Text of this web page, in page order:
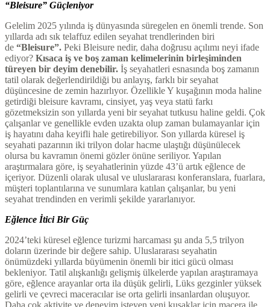
“Bleisure” Güçleniyor
Gelelim 2025 yılında iş dünyasında süregelen en önemli trende. Son
yıllarda adı sık telaffuz edilen seyahat trendlerinden biri
de “Bleisure”. Peki Bleisure nedir, daha doğrusu açılımı neyi ifade
ediyor? Kısaca iş ve boş zaman kelimelerinin birleşiminden
türeyen bir deyim denebilir. İş seyahatleri esnasında boş zamanın
tatil olarak değerlendirildiği bu anlayış, farklı bir seyahat
düşüncesine de zemin hazırlıyor. Özellikle Y kuşağının moda haline
getirdiği bleisure kavramı, cinsiyet, yaş veya statü farkı
gözetmeksizin son yıllarda yeni bir seyahat tutkusu haline geldi. Çok
çalışanlar ve genellikle evden uzakta olup zaman bulamayanlar için
iş hayatını daha keyifli hale getirebiliyor. Son yıllarda küresel iş
seyahati pazarının iki trilyon dolar hacme ulaştığı düşünülecek
olursa bu kavramın önemi gözler önüne seriliyor. Yapılan
araştırmalara göre, iş seyahatlerinin yüzde 43’ü artık eğlence de
içeriyor. Düzenli olarak ulusal ve uluslararası konferanslara, fuarlara,
müşteri toplantılarına ve sunumlara katılan çalışanlar, bu yeni
seyahat trendinden en verimli şekilde yararlanıyor.
Eğlence İtici Bir Güç
2024’teki küresel eğlence turizmi harcaması şu anda 5,5 trilyon
doların üzerinde bir değere sahip. Uluslararası seyahatin
önümüzdeki yıllarda büyümenin önemli bir itici gücü olması
bekleniyor. Tatil alışkanlığı gelişmiş ülkelerde yapılan araştıramaya
göre, eğlence arayanlar orta ila düşük gelirli, Lüks gezginler yüksek
gelirli ve çevreci maceracılar ise orta gelirli insanlardan oluşuyor.
Daha çok aktivite ve deneyim isteyen yeni kuşaklar için macera ile